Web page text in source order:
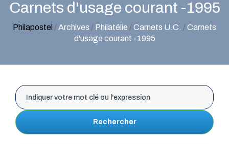
Carnets d'usage courant -1995
Philapostel /Archives / Philatélie /Carnets U.C. /Carnets
d'usage courant -1995
Rechercher